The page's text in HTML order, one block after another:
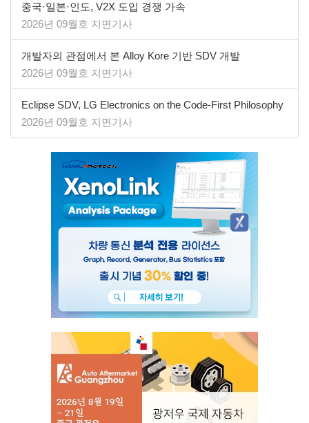
중국·일본·인도, V2X 도입 경쟁 가속
2026년 09월호 지면기사
개발자의 관점에서 본 Alloy Kore 기반 SDV 개발
2026년 09월호 지면기사
​​​​​​​Eclipse SDV, LG Electronics on the Code-First Philosophy
2026년 09월호 지면기사